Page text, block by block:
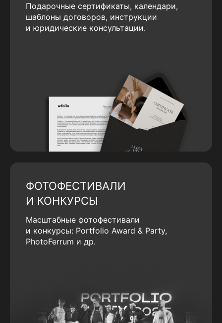
Подарочные сертификаты, календари,
шаблоны договоров, инструкции
и юридические консультации.
ФОТОФЕСТИВАЛИ
И КОНКУРСЫ
Масштабные фотофестивали
и конкурсы: Portfolio Award & Party,
PhotoFerrum и др.